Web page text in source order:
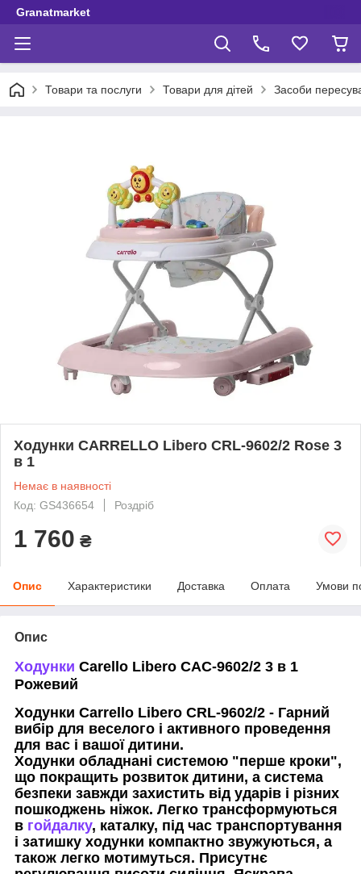
Granatmarket
Товари та послуги Товари для дітей Засоби
Ходунки CARRELLO Libero CRL-9602/2 Rose 3
в 1
Немає в наявності
Код: GS436654
Роздріб
1 760 ₴
Опис Характеристики Доставка Оплата Умови
Опис
Ходунки Carello Libero САС-9602/2 3 в 1
Рожевий
Ходунки Carrello Libero CRL-9602/2 - Гарний
вибір для веселого і активного проведення
для вас і вашої дитини.
Ходунки обладнані системою "перше кроки",
що покращить розвиток дитини, а система
безпеки завжди захистить від ударів і різних
пошкоджень ніжок. Легко трансформуються
в гойдалку, каталку, під час транспортування
і затишку ходунки компактно звужуються, а
також легко мотимуться. Присутнє